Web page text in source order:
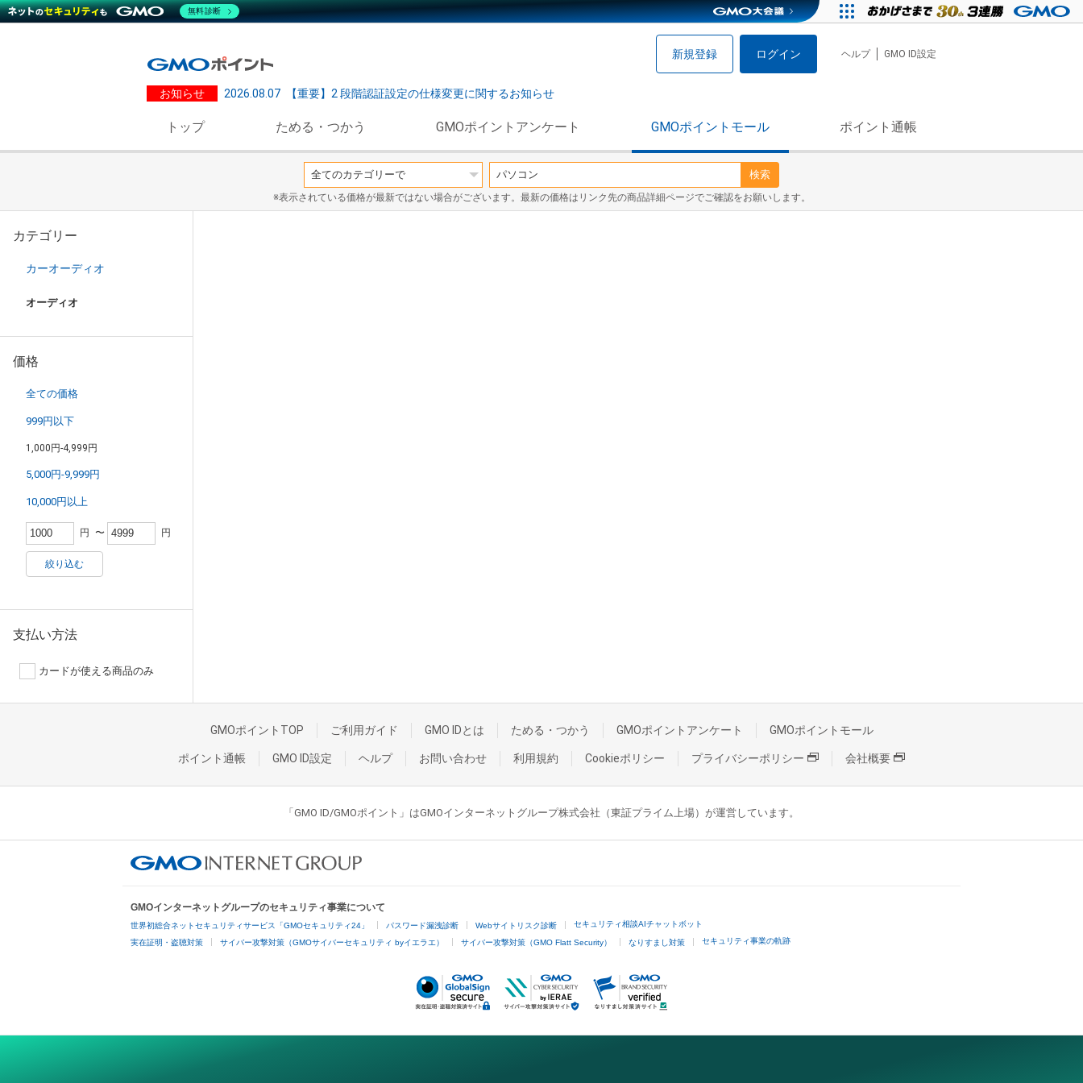
新規登録 ログイン ヘルプ GMO ID設定
お知らせ 2026.08.07 【重要】2 段階認証設定の仕様変更に関するお知らせ
トップ ためる・つかう GMOポイントアンケート GMOポイントモール ポイント通帳
検索
※表示されている価格が最新ではない場合がございます。最新の価格はリンク先の商品詳細ページでご確認をお願いします。
カテゴリー
カーオーディオ
オーディオ
価格
全ての価格
999円以下
1,000円-4,999円
5,000円-9,999円
10,000円以上
円 〜 円
絞り込む
支払い方法
カードが使える商品のみ
GMOポイントTOP ご利用ガイド GMO IDとは ためる・つかう GMOポイントアンケート GMOポイントモール
ポイント通帳 GMO ID設定 ヘルプ お問い合わせ 利用規約 Cookieポリシー プライバシーポリシー 会社概要
「GMO ID/GMOポイント」はGMOインターネットグループ株式会社（東証プライム上場）が運営しています。
GMOインターネットグループのセキュリティ事業について
世界初総合ネットセキュリティサービス「GMOセキュリティ24」 パスワード漏洩診断 Webサイトリスク診断 セキュリティ相談AIチャットボット
実在証明・盗聴対策 サイバー攻撃対策（GMOサイバーセキュリティ byイエラエ） サイバー攻撃対策（GMO Flatt Security） なりすまし対策 セキュリティ事業の軌跡
無料診断